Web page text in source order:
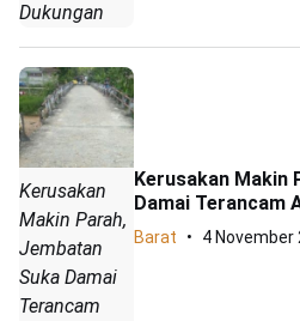
Dukungan
Kerusakan
Makin Parah,
Jembatan
Suka Damai
Terancam
Kerusakan Makin
Damai Terancam
Barat 4 November